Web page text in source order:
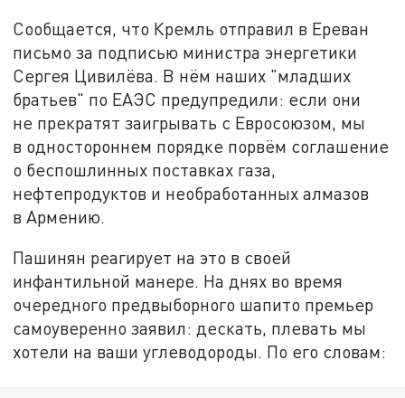
Сообщается, что Кремль отправил в Ереван
письмо за подписью министра энергетики
Сергея Цивилёва. В нём наших "младших
братьев" по ЕАЭС предупредили: если они
не прекратят заигрывать с Евросоюзом, мы
в одностороннем порядке порвём соглашение
о беспошлинных поставках газа,
нефтепродуктов и необработанных алмазов
в Армению.
Пашинян реагирует на это в своей
инфантильной манере. На днях во время
очередного предвыборного шапито премьер
самоуверенно заявил: дескать, плевать мы
хотели на ваши углеводороды. По его словам: